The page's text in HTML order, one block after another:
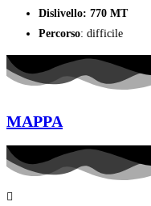
Dislivello: 770 MT
Percorso: difficile
MAPPA